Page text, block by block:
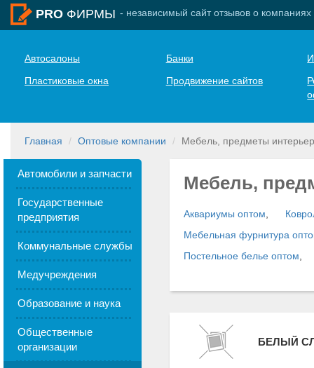
PRO ФИРМЫ - независимый сайт отзывов о компаниях
Автосалоны Банки
Пластиковые окна
Продвижение сайтов
Главная Оптовые компании Мебель, предметы
Автомобили и запчасти
Государственные
предприятия
Коммунальные службы
Медучреждения
Образование и наука
Общественные
организации
Мебель,
Аквариумы оптом
Мебельная фурнитура
Постельное белье оптом
БЕЛЫЙ